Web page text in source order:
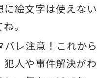
に絵文字は使えな
。
バレ注意！これか
犯人や事件解決が